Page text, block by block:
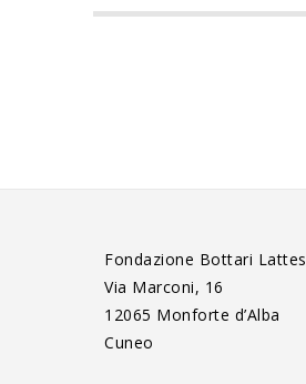
Fondazione Bottari Lattes
Via Marconi, 16
12065 Monforte d’Alba
Cuneo